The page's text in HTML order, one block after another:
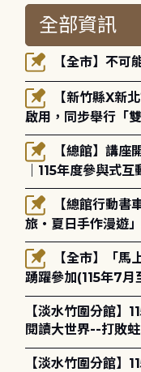
【全市】不可
啟用，同步舉行「
躍參加(115年8月3
｜115年度參與式
場！
旅・夏日手作漫遊
報名
踴躍參加(115年7月
【淡水竹圍分館】
閱讀大世界--打敗
護全攻略》
【淡水竹圍分館】